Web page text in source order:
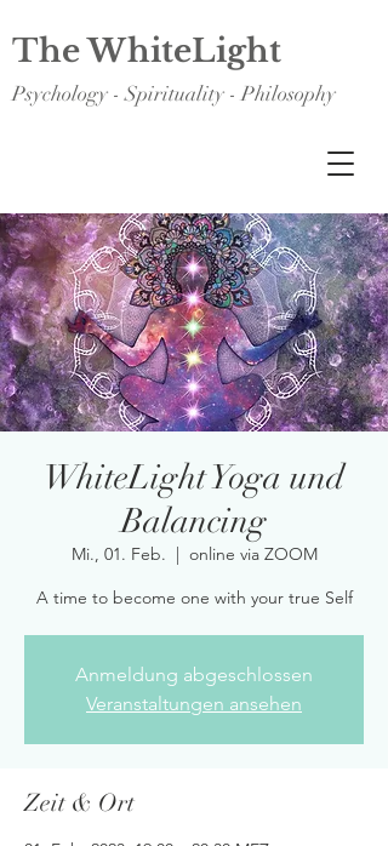
The WhiteLight
Psychology - Spirituality - Philosophy
WhiteLight Yoga und
Balancing
Mi., 01. Feb.
  |
online via ZOOM
A time to become one with your true Self
Anmeldung abgeschlossen
Veranstaltungen ansehen
Zeit & Ort